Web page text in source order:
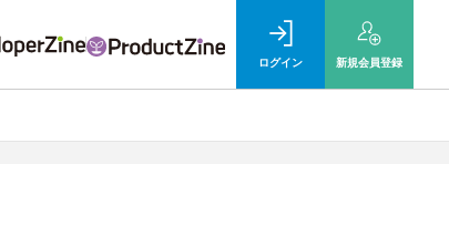
ログイン 新規会員登録